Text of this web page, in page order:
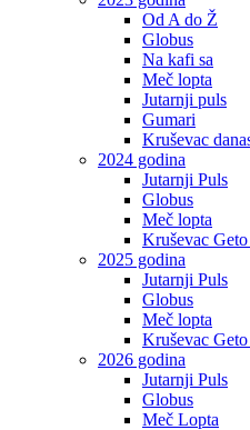
Od A do Ž
Globus
Na kafi sa
Meč lopta
Jutarnji puls
Gumari
Kruševac
2024 godina
Jutarnji Puls
Globus
Meč lopta
Kruševac
2025 godina
Jutarnji Puls
Globus
Meč lopta
Kruševac
2026 godina
Jutarnji Puls
Globus
Meč Lopta